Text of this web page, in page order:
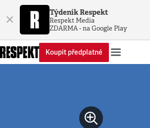
× Týdeník Respekt
Respekt Media
ZDARMA - na Google Play
Koupit předplatné